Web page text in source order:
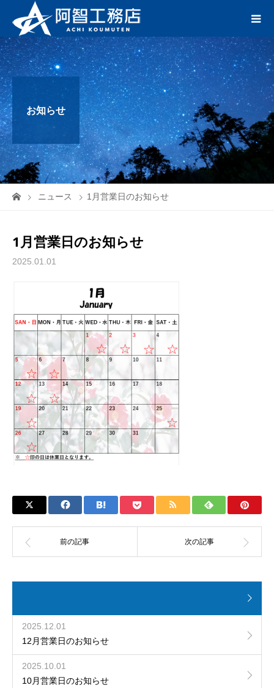
お知らせ
ニュース 1月営業日のお知らせ
1月営業日のお知らせ
2025.01.01
2025.12.01
12月営業日のお知らせ
2025.10.01
10月営業日のお知らせ